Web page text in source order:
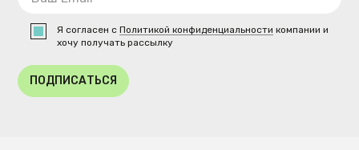
Я согласен сПолитикой конфиденциальности компании и
хочу получать рассылку
ПОДПИСАТЬСЯ